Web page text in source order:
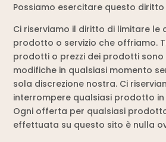
Possiamo esercitare questo
Ci riserviamo il diritto di limitare le
prodotto o servizio che offriamo.
prodotti o prezzi dei prodotti
modifiche in qualsiasi momento
sola discrezione nostra. Ci
interrompere qualsiasi prodotto
Ogni offerta per qualsiasi
effettuata su questo sito è nulla